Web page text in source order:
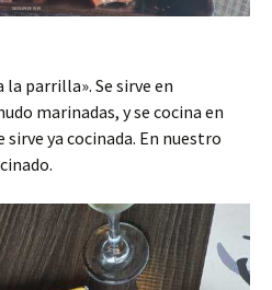
la parrilla». Se sirve en
marinadas, y se cocina en
ya cocinada. En nuestro